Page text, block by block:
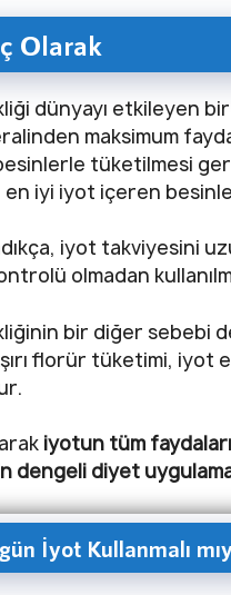
Olarak
dünyayı etkileyen
maksimum
tüketilmesi
en iyi iyot içeren
iyot takviyesini
olmadan
bir diğer sebebi
florür tüketimi, iyot
iyotun tüm
dengeli diyet
İyot Kullanmalı